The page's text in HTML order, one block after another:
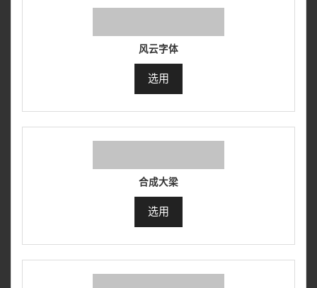
风云字体
选用
合成大梁
选用